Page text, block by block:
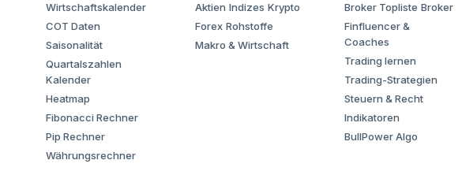
Wirtschaftskalender
COT Daten
Saisonalität
Quartalszahlen
Kalender
Heatmap
Fibonacci Rechner
Pip Rechner
Währungsrechner
Aktien Indizes Krypto
Forex Rohstoffe
Makro & Wirtschaft
Broker Topliste Broker
Finfluencer &
Coaches
Trading lernen
Trading-Strategien
Steuern & Recht
Indikatoren
BullPower Algo